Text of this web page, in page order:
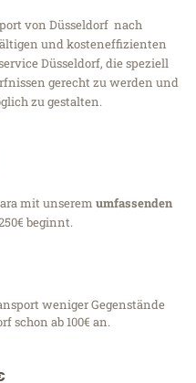
von Düsseldorf nach
und kosteneffizienten
Düsseldorf, die speziell
gerecht zu werden und
zu gestalten.
mit unserem umfassenden
beginnt.
weniger Gegenstände
schon ab 100€ an.